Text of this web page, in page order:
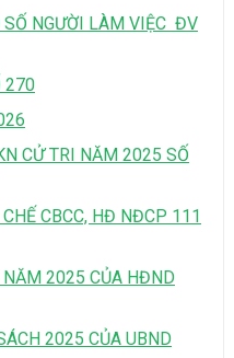
SỐ NGƯỜI LÀM VIỆC ĐV
270
CỬ TRI NĂM 2025 SỐ
CBCC, HĐ NĐCP 111
NĂM 2025 CỦA HĐND
2025 CỦA UBND